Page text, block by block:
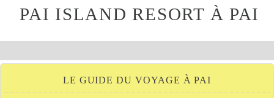
PAI ISLAND RESORT À PAI
LE GUIDE DU VOYAGE À PAI